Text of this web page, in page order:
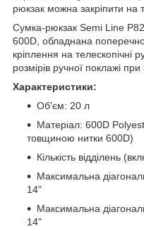
рюкзак можна закріпити на
Сумка-рюкзак Semi Line
600D, обладнана
кріплення на телескопічні
розмірів ручної поклажі
Характеристики:
Об'єм: 20 л
Матеріал: 600D
товщиною нитки 600D)
Кількість відділень
Максимальна
14"
Максимальна
14"